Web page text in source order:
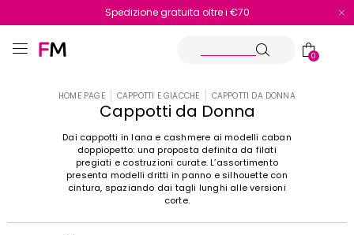
Reso facile e veloce
Spedizione gratuita oltre i €70
0
HOME PAGE CAPPOTTI E GIACCHE CAPPOTTI DA DONNA
Cappotti da Donna
Dai cappotti in lana e cashmere ai modelli caban
doppiopetto: una proposta definita da filati
pregiati e costruzioni curate. L’assortimento
presenta modelli dritti in panno e silhouette con
cintura, spaziando dai tagli lunghi alle versioni
corte.